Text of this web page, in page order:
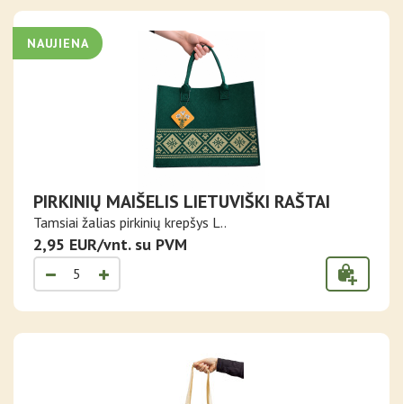
NAUJIENA
PIRKINIŲ MAIŠELIS LIETUVIŠKI RAŠTAI
Tamsiai žalias pirkinių krepšys L..
2,95 EUR/vnt. su PVM